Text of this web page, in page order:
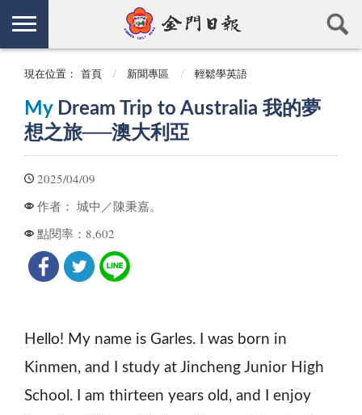
現在位置： 首頁 新聞專區 輕鬆學英語
MyDream Trip to Australia 我的夢
想之旅──澳大利亞
2025/04/09
作者： 城中／陳秉嘉。
點閱率： 8,602
Hello! My name is Garles. I was born in
Kinmen, and I study at Jincheng Junior High
School. I am thirteen years old, and I enjoy